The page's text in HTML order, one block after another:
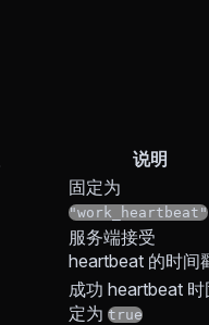
说明
固定为
"work_heartbeat"
服务端接受
heartbeat 的时间
成功 heartbeat 时
定为 true